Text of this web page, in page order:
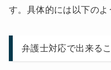
す。具体的には以下のよ
弁護士対応で出来る